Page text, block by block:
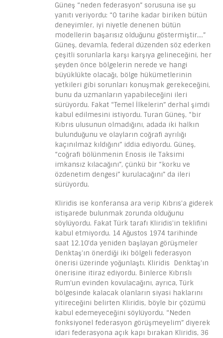
Güneş “neden federasyon” sorusuna ise şu
yanıtı veriyordu: “O tarihe kadar biriken bütün
deneyimler, iyi niyetle denenen bütün
modellerin başarısız olduğunu göstermiştir….”
Güneş, devamla, federal düzenden söz ederken
çeşitli sorunlarla karşı karşıya gelineceğini, her
şeyden önce bölgelerin nerede ve hangi
büyüklükte olacağı, bölge hükümetlerinin
yetkileri gibi sorunları konuşmak gerekeceğini,
bunu da uzmanların yapabileceğini ileri
sürüyordu. Fakat “Temel İlkelerin” derhal şimdi
kabul edilmesini istiyordu. Turan Güneş, “bir
Kıbrıs ulusunun olmadığını, adada iki halkın
bulunduğunu ve olayların coğrafi ayrılığı
kaçınılmaz kıldığını” iddia ediyordu. Güneş,
“coğrafi bölünmenin Enosis ile Taksimi
imkansız kılacağını”, çünkü bir “korku ve
özdenetim dengesi” kurulacağını” da ileri
sürüyordu.
Kliridis ise konferansa ara verip Kıbrıs’a giderek
istişarede bulunmak zorunda olduğunu
söylüyordu. Fakat Türk tarafı Kliridis’in teklifini
kabul etmiyordu. 14 Ağustos 1974 tarihinde
saat 12.10’da yeniden başlayan görüşmeler
Denktaş’ın önerdiği iki bölgeli federasyon
önerisi üzerinde yoğunlaştı. Kliridis Denktaş’ın
önerisine itiraz ediyordu. Binlerce Kıbrıslı
Rum’un evinden kovulacağını, ayrıca, Türk
bölgesinde kalacak olanların siyasi haklarını
yitireceğini belirten Kliridis, böyle bir çözümü
kabul edemeyeceğini söylüyordu. “Neden
fonksiyonel federasyon görüşmeyelim” diyerek
idari federasyona açık kapı bırakan Kliridis, 36